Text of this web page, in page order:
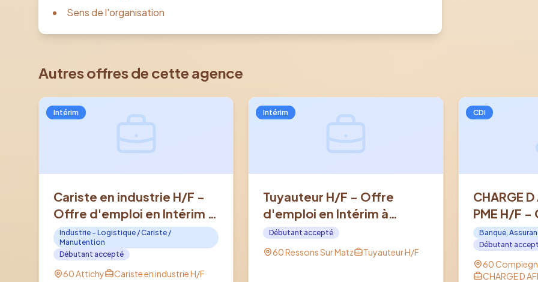
Sens de l'organisation
Autres offres de cette agence
Intérim
Cariste en industrie H/F -
Offre d'emploi en Intérim à
ATTICHY (60)
Industrie - Logistique / Cariste /
Manutention
Débutant accepté
60 Attichy Cariste en industrie H/F
Intérim
Tuyauteur H/F - Offre
d'emploi en Intérim à
RESSONS SUR MATZ (60)
Débutant accepté
60 Ressons Sur Matz Tuyauteur H/F
CDI
CHARGE D
PME H/F
en CDI à
Banque,
Débutant
60
CHARGE D